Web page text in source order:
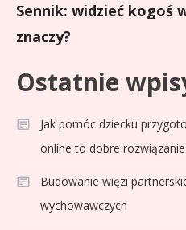
Sennik: widzieć kogoś
znaczy?
Ostatnie
Jak pomóc dziecku
online to dobre
Budowanie więzi
wychowawczych